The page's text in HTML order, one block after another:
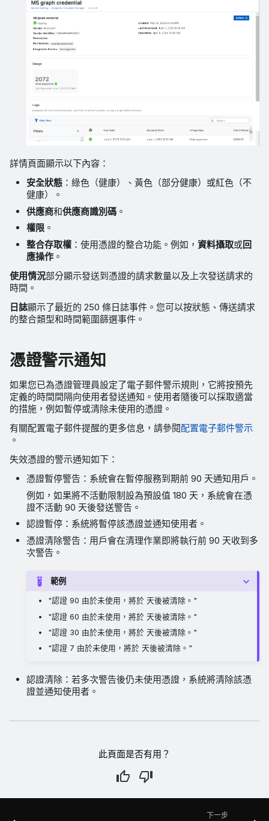
詳情頁面顯示以下內容：
安全狀態 ：綠色（健康）、黃色（部分健康）或紅色（不
健康）。
供應商和供應商識別碼 。
權限 。
整合存取權 ：使用憑證的整合功能。例如，資料攝取或回
應操作 。
使用情況部分顯示發送到憑證的請求數量以及上次發送請求的
時間。
日誌顯示了最近的 250 條日誌事件。您可以按狀態、傳送請求
的整合類型和時間範圍篩選事件。
憑證警示通知
如果您已為憑證管理員設定了電子郵件警示規則，它將按預先
定義的時間間隔向使用者發送通知。使用者隨後可以採取適當
的措施，例如暫停或清除未使用的憑證。
有關配置電子郵件提醒的更多信息，請參閱配置電子郵件警示
。
失效憑證的警示通知如下：
憑證暫停警告：系統會在暫停服務到期前 90 天通知用戶。
例如，如果將不活動限制設為預設值 180 天，系統會在憑
證不活動 90 天後發送警告。
認證暫停：系統將暫停該憑證並通知使用者。
憑證清除警告：用戶會在清理作業即將執行前 90 天收到多
次警告。
範例
"認證 90 由於未使用，將於 天後被清除。"
"認證 60 由於未使用，將於 天後被清除。"
"認證 30 由於未使用，將於 天後被清除。"
"認證 7 由於未使用，將於 天後被清除。"
認證清除：若多次警告後仍未使用憑證，系統將清除該憑
證並通知使用者。
此頁面是否有用？
下一步